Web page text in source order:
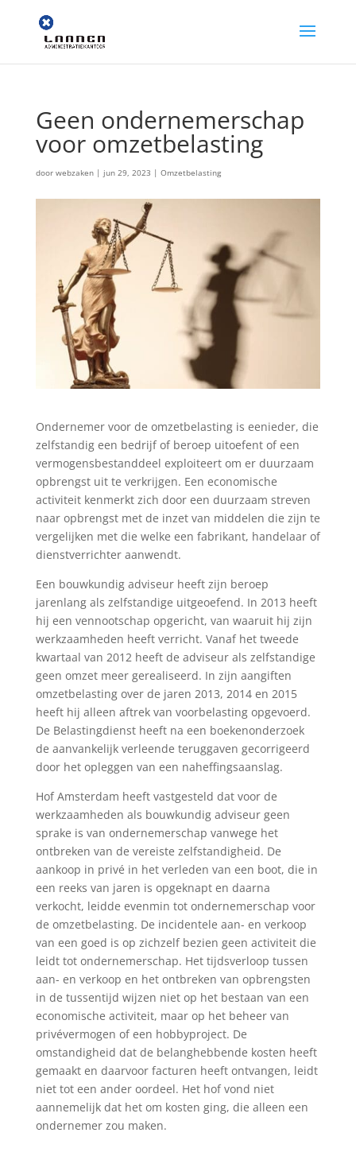
Geen ondernemerschap
voor omzetbelasting
door webzaken| jun 29, 2023 | Omzetbelasting
Ondernemer voor de omzetbelasting is eenieder, die
zelfstandig een bedrijf of beroep uitoefent of een
vermogensbestanddeel exploiteert om er duurzaam
opbrengst uit te verkrijgen. Een economische
activiteit kenmerkt zich door een duurzaam streven
naar opbrengst met de inzet van middelen die zijn te
vergelijken met die welke een fabrikant, handelaar of
dienstverrichter aanwendt.
Een bouwkundig adviseur heeft zijn beroep
jarenlang als zelfstandige uitgeoefend. In 2013 heeft
hij een vennootschap opgericht, van waaruit hij zijn
werkzaamheden heeft verricht. Vanaf het tweede
kwartaal van 2012 heeft de adviseur als zelfstandige
geen omzet meer gerealiseerd. In zijn aangiften
omzetbelasting over de jaren 2013, 2014 en 2015
heeft hij alleen aftrek van voorbelasting opgevoerd.
De Belastingdienst heeft na een boekenonderzoek
de aanvankelijk verleende teruggaven gecorrigeerd
door het opleggen van een naheffingsaanslag.
Hof Amsterdam heeft vastgesteld dat voor de
werkzaamheden als bouwkundig adviseur geen
sprake is van ondernemerschap vanwege het
ontbreken van de vereiste zelfstandigheid. De
aankoop in privé in het verleden van een boot, die in
een reeks van jaren is opgeknapt en daarna
verkocht, leidde evenmin tot ondernemerschap voor
de omzetbelasting. De incidentele aan- en verkoop
van een goed is op zichzelf bezien geen activiteit die
leidt tot ondernemerschap. Het tijdsverloop tussen
aan- en verkoop en het ontbreken van opbrengsten
in de tussentijd wijzen niet op het bestaan van een
economische activiteit, maar op het beheer van
privévermogen of een hobbyproject. De
omstandigheid dat de belanghebbende kosten heeft
gemaakt en daarvoor facturen heeft ontvangen, leidt
niet tot een ander oordeel. Het hof vond niet
aannemelijk dat het om kosten ging, die alleen een
ondernemer zou maken.